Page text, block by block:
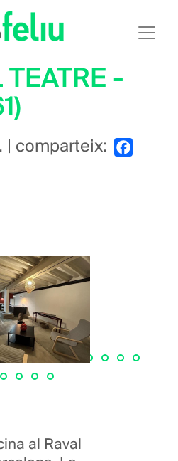
Vés
al
TEATRE -
| comparteix:
al Raval